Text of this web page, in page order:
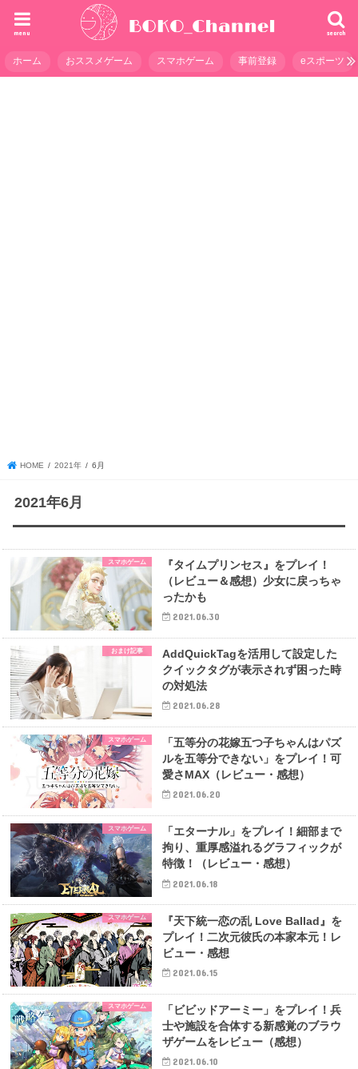
search
menu
ホーム おススメゲーム スマホゲーム 事前登録 eスポーツ
HOME 2021年 6月
2021年6月
スマホゲーム
『タイムプリンセス』をプレイ！
（レビュー＆感想）少女に戻っちゃ
ったかも
2021.06.30
おまけ記事
AddQuickTagを活用して設定した
クイックタグが表示されず困った時
の対処法
2021.06.28
スマホゲーム
「五等分の花嫁五つ子ちゃんはパズ
ルを五等分できない」をプレイ！可
愛さMAX（レビュー・感想）
2021.06.20
スマホゲーム
「エターナル」をプレイ！細部まで
拘り、重厚感溢れるグラフィックが
特徴！（レビュー・感想）
2021.06.18
スマホゲーム
『天下統一恋の乱 Love Ballad』を
プレイ！二次元彼氏の本家本元！レ
ビュー・感想
2021.06.15
スマホゲーム
「ビビッドアーミー」をプレイ！兵
士や施設を合体する新感覚のブラウ
ザゲームをレビュー（感想）
2021.06.10